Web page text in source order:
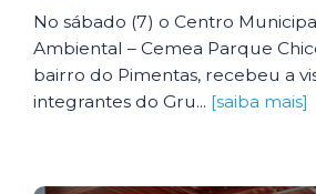
No sábado (7) o Centro
Ambiental – Cemea Parque
bairro do Pimentas, recebeu a
integrantes do Gru... [saiba mais]